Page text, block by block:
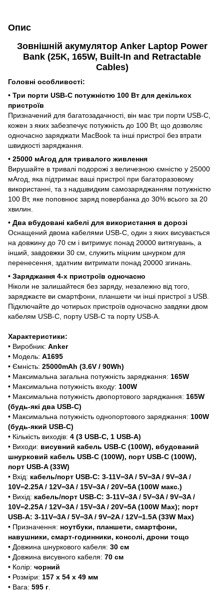
Опис
Зовнішній акумулятор Anker Laptop Power
Bank (25K, 165W, Built-In and Retractable
Cables)
Головні особливості:
• Три порти USB-C потужністю 100 Вт для декількох
пристроїв
Призначений для багатозадачності, він має три порти USB-C,
кожен з яких забезпечує потужність до 100 Вт, що дозволяє
одночасно заряджати MacBook та інші пристрої без втрати
швидкості заряджання.
• 25000 мАгод для тривалого живлення
Вирушайте в тривалі подорожі з величезною ємністю у 25000
мАгод, яка підтримає ваші пристрої при багаторазовому
використанні, та з надшвидким самозаряджанням потужністю
100 Вт, яке поповнює заряд повербанка до 30% всього за 20
хвилин.
• Два вбудовані кабелі для використання в дорозі
Оснащений двома кабелями USB-C, один з яких висувається
на довжину до 70 см і витримує понад 20000 витягувань, а
інший, завдовжки 30 см, служить міцним шнурком для
перенесення, здатним витримати понад 20000 згинань.
• Заряджання 4-х пристроїв одночасно
Ніколи не залишайтеся без заряду, незалежно від того,
заряджаєте ви смартфони, планшети чи інші пристрої з USB.
Підключайте до чотирьох пристроїв одночасно завдяки двом
кабелям USB-C, порту USB-C та порту USB-A.
Характеристики:
• Виробник: Anker
• Модель: A1695
• Ємність: 25000mAh (3.6V / 90Wh)
• Максимальна загальна потужність заряджання: 165W
• Максимальна потужність входу: 100W
• Максимальна потужність двопортового заряджання: 165W
(будь-які два USB-C)
• Максимальна потужність однопортового заряджання: 100W
(будь-який USB-C)
• Кількість виходів: 4 (3 USB-C, 1 USB-A)
• Виходи: висувний кабель USB-C (100W), вбудований
шнурковий кабель USB-C (100W), порт USB-C (100W),
порт USB-A (33W)
• Вхід: кабель/порт USB-C: 3-11V⎓3A / 5V⎓3A / 9V⎓3A /
10V⎓2.25A / 12V⎓3A / 15V⎓3A / 20V⎓5A (100W макс.)
• Вихід: кабель/порт USB-C: 3-11V⎓3A / 5V⎓3A / 9V⎓3A /
10V⎓2.25A / 12V⎓3A / 15V⎓3A / 20V⎓5A (100W Max); порт
USB-A: 3-11V⎓3A / 5V⎓3A / 9V⎓2A / 12V⎓1.5A (33W Max)
• Призначення: ноутбуки, планшети, смартфони,
навушники, смарт-годинники, консолі, дрони тощо
• Довжина шнуркового кабеля: 30 см
• Довжина висувного кабеля: 70 см
• Колір: чорний
• Розміри: 157 х 54 х 49 мм
• Вага: 595 г